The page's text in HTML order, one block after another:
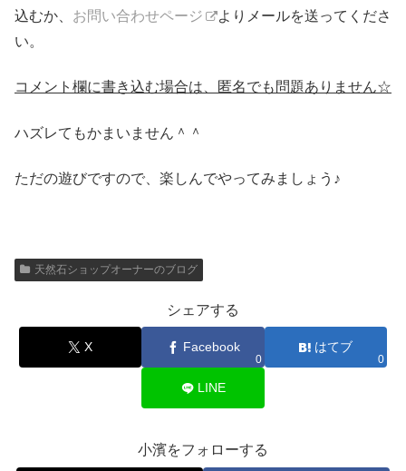
込むか、
お問い合わせページ
よりメールを送ってくださ
い。
コメント欄に書き込む場合は、匿名でも問題ありません☆
ハズレてもかまいません＾＾
ただの遊びですので、楽しんでやってみましょう♪
天然石ショップオーナーのブログ
シェアする
X Facebook
0
はてブ
0
LINE
小濱をフォローする